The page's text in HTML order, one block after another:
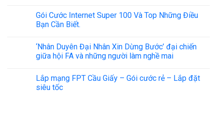
Gói Cước Internet Super 100 Và Top Những Điều
Bạn Cần Biết.
‘Nhân Duyên Đại Nhân Xin Dừng Bước’ đại chiến
giữa hội FA và những người làm nghề mai
Lắp mạng FPT Cầu Giấy – Gói cước rẻ – Lắp đặt
siêu tốc